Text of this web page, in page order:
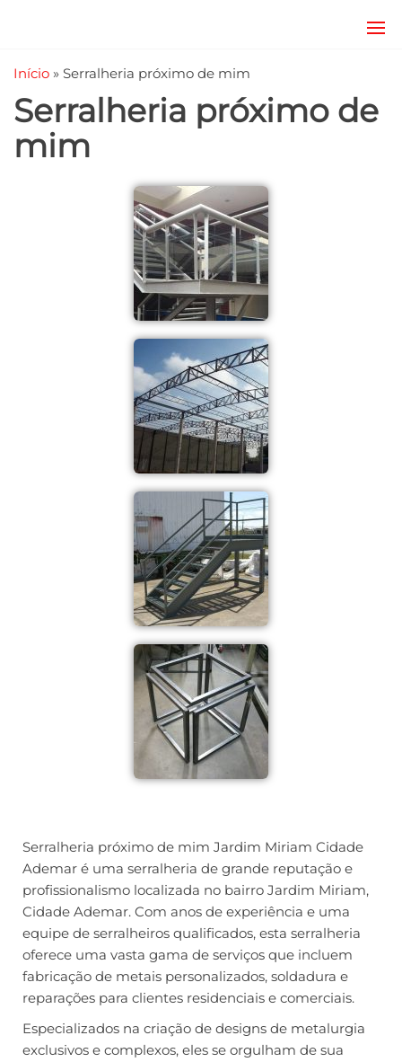
Estruturas
e
Serralheria
coberturas
mezanino
metálico,
telhado
Início » Serralheria próximo de mim
Serralheria próximo de
mim
Serralheria próximo de mim Jardim Miriam Cidade
Ademar é uma serralheria de grande reputação e
profissionalismo localizada no bairro Jardim Miriam,
Cidade Ademar. Com anos de experiência e uma
equipe de serralheiros qualificados, esta serralheria
oferece uma vasta gama de serviços que incluem
fabricação de metais personalizados, soldadura e
reparações para clientes residenciais e comerciais.
Especializados na criação de designs de metalurgia
exclusivos e complexos, eles se orgulham de sua